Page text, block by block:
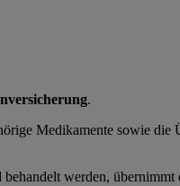
.
Medikamente sowie die
werden,